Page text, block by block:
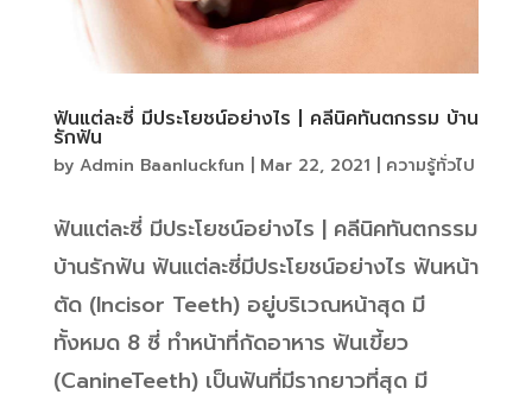
ฟันแต่ละซี่ มีประโยชน์อย่างไร | คลีนิคทันตกรรม บ้าน
รักฟัน
by Admin Baanluckfun Mar 22, 2021 ความรู้ทั่วไป
ฟันแต่ละซี่ มีประโยชน์อย่างไร | คลีนิคทันตกรรม
บ้านรักฟัน ฟันแต่ละซี่มีประโยชน์อย่างไร ฟันหน้า
ตัด (Incisor Teeth) อยู่บริเวณหน้าสุด มี
ทั้งหมด 8 ซี่ ทำหน้าที่กัดอาหาร ฟันเขี้ยว
(CanineTeeth) เป็นฟันที่มีรากยาวที่สุด มี